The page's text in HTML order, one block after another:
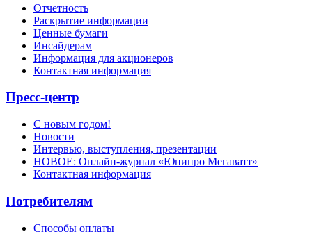
Отчетность
Раскрытие информации
Ценные бумаги
Инсайдерам
Информация для акционеров
Контактная информация
Пресс-центр
С новым годом!
Новости
Интервью, выступления, презентации
НОВОЕ: Онлайн-журнал «Юнипро Мегаватт»
Контактная информация
Потребителям
Способы оплаты